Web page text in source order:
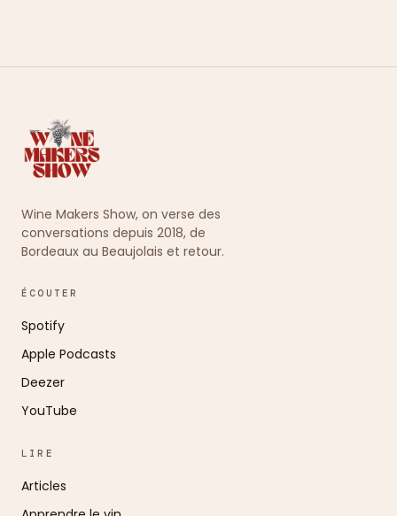
Wine Makers Show, on verse des
conversations depuis 2018, de
Bordeaux au Beaujolais et retour.
ÉCOUTER
Spotify
Apple Podcasts
Deezer
YouTube
LIRE
Articles